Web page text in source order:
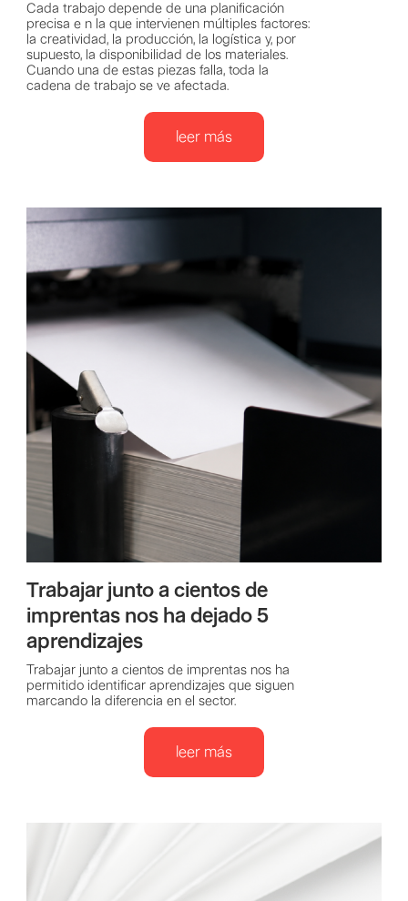
Cada trabajo depende de una planificación
precisa e n la que intervienen múltiples factores:
la creatividad, la producción, la logística y, por
supuesto, la disponibilidad de los materiales.
Cuando una de estas piezas falla, toda la
cadena de trabajo se ve afectada.
leer más
Trabajar junto a cientos de
imprentas nos ha dejado 5
aprendizajes
Trabajar junto a cientos de imprentas nos ha
permitido identificar aprendizajes que siguen
marcando la diferencia en el sector.
leer más